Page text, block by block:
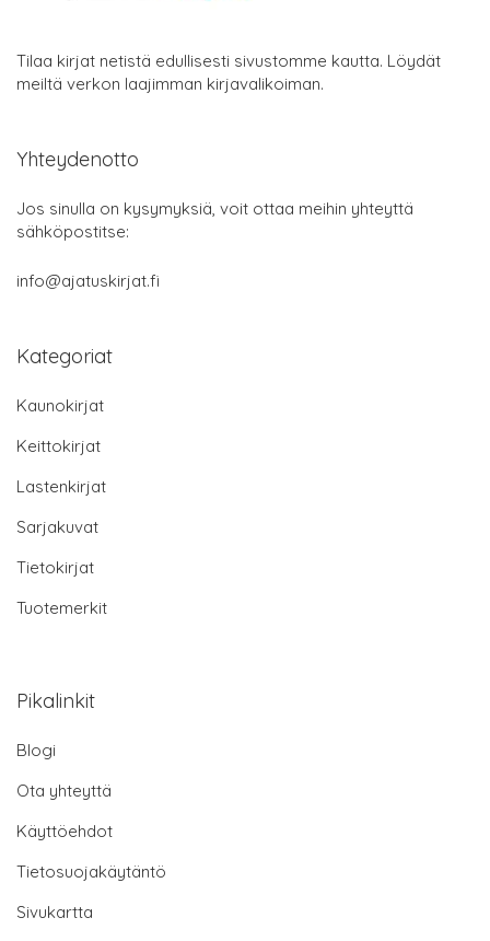
Tilaa kirjat netistä edullisesti sivustomme kautta. Löydät
meiltä verkon laajimman kirjavalikoiman.
Yhteydenotto
Jos sinulla on kysymyksiä, voit ottaa meihin yhteyttä
sähköpostitse:
info@ajatuskirjat.fi
Kategoriat
Kaunokirjat
Keittokirjat
Lastenkirjat
Sarjakuvat
Tietokirjat
Tuotemerkit
Pikalinkit
Blogi
Ota yhteyttä
Käyttöehdot
Tietosuojakäytäntö
Sivukartta